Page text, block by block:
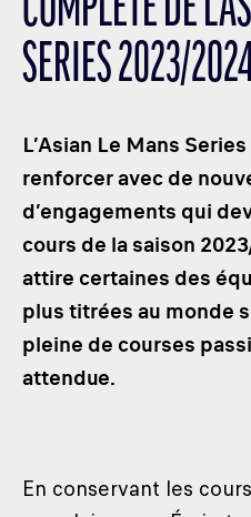
LES
SEA
COMPLÈTE DE
SERIES 2023/
L’Asian Le Mans
renforcer avec de
d’engagements qui
cours de la saison
attire certaines des
plus titrées au monde
pleine de courses
attendue.
En conservant les